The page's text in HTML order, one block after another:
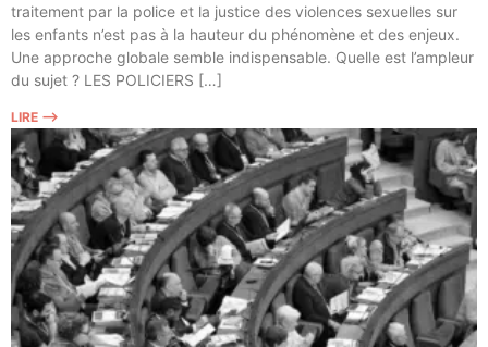
trai­te­ment par la police et la jus­tice des vio­lences sexuelles sur
les enfants n’est pas à la hau­teur du phé­no­mène et des enjeux.
Une approche glo­bale semble indis­pen­sable. Quelle est l’ampleur
du sujet ? LES POLICIERS […]
LIRE ⟶